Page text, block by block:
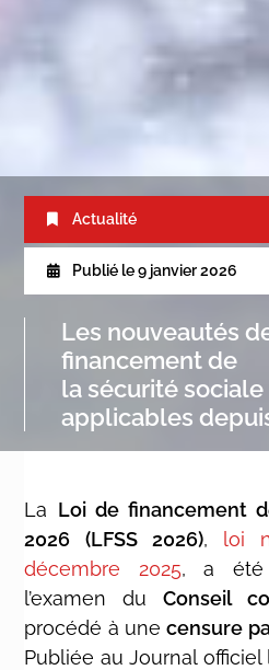
Actualité
Publié le 9 janvier 2026
Les nouveautés
financement de
la sécurité sociale
applicables
La Loi de financement
2026 (LFSS 2026), loi
décembre 2025, a été
l’examen duConseil
procédé à unecensure
Publiée au Journal officiel